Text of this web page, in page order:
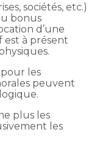
sociétés, etc.)
bonus
d’une
est à présent
pour les
peuvent
plus les
les